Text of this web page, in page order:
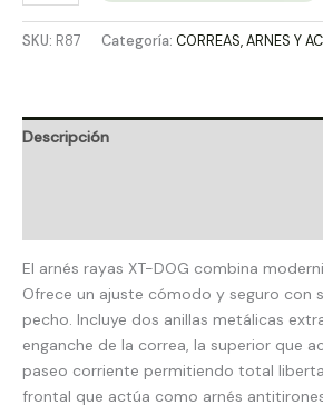
SKU: R87 Categoría: CORREAS, ARNES Y
Descripción
El arnés rayas XT-DOG combina
Ofrece un ajuste cómodo y seguro con
pecho. Incluye dos anillas metálicas
enganche de la correa, la superior que
paseo corriente permitiendo total
frontal que actúa como arnés